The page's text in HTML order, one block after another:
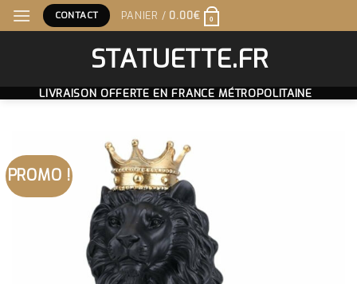
Skip
to
CONTACT PANIER / 0.00€ 0
STATUETTE.FR
LIVRAISON OFFERTE EN FRANCE MÉTROPOLITAINE
PROMO !